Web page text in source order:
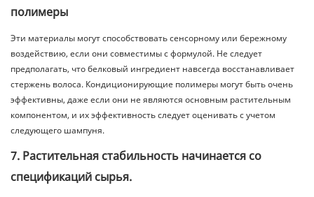
полимеры
Эти материалы могут способствовать сенсорному или бережному
воздействию, если они совместимы с формулой. Не следует
предполагать, что белковый ингредиент навсегда восстанавливает
стержень волоса. Кондиционирующие полимеры могут быть очень
эффективны, даже если они не являются основным растительным
компонентом, и их эффективность следует оценивать с учетом
следующего шампуня.
7. Растительная стабильность начинается со
спецификаций сырья.